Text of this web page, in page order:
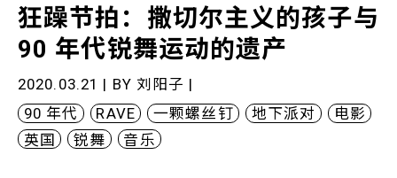
狂躁节拍：撒切尔主义的孩子与
90 年代锐舞运动的遗产
2020.03.21 | BY 刘阳子 |
90 年代
RAVE 一颗螺丝钉 地下派对
电影
英国
锐舞 音乐